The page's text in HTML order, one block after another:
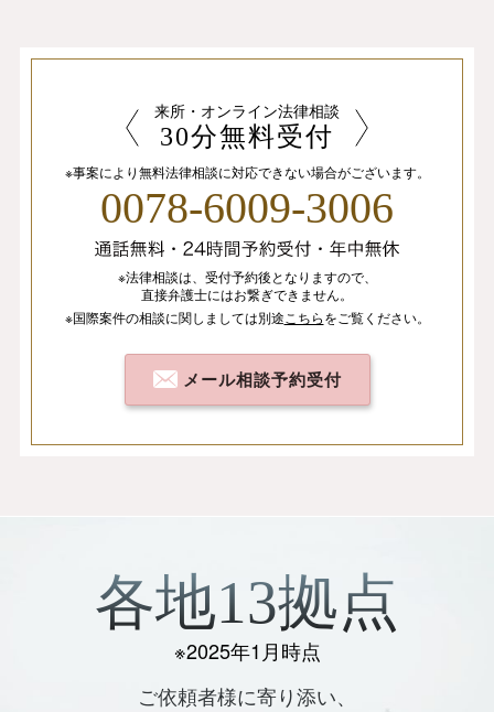
来所・オンライン法律相談
30分無料受付
※事案により無料法律相談に対応できない場合がございます。
0078-6009-3006
※法律相談は、 受付予約後となりますので、
直接弁護士にはお繋ぎできません。
※国際案件の相談に関しましては別途 こちらをご覧ください。
メール相談予約受付
各地13拠点
※2025年1月時点
ご依頼者様に寄り添い、